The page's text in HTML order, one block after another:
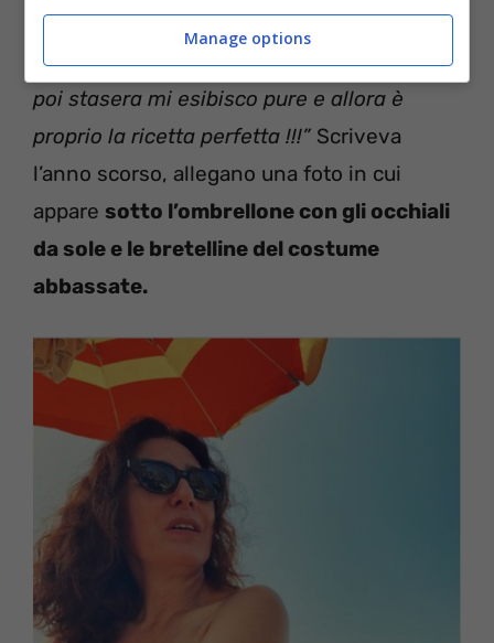
scorre lento e Placido e ringrazi questi
momenti perché è tempo speso bene oh
poi stasera mi esibisco pure e allora è
proprio la ricetta perfetta !!!” Scriveva
l’anno scorso, allegano una foto in cui
appare sotto l’ombrellone con gli occhiali
da sole e le bretelline del costume
abbassate.
Manage options